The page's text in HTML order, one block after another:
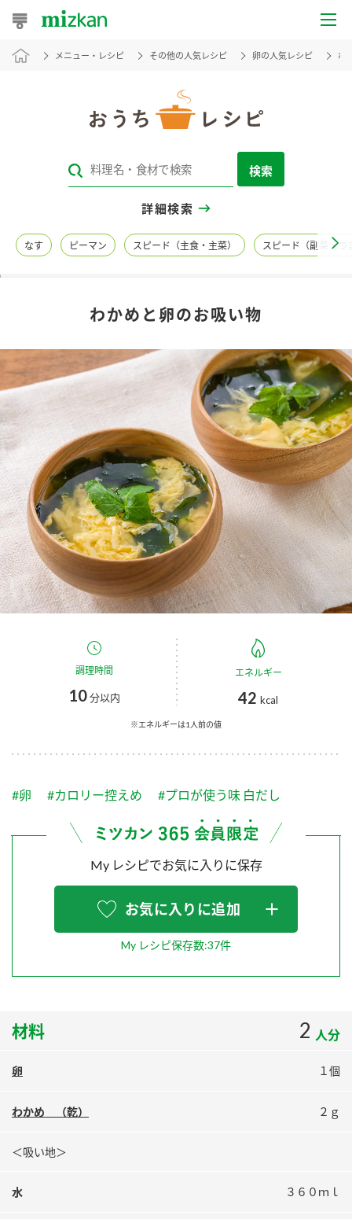
おうちレシピ
レシピカテゴリ一覧
レシピ名特集
商品情報
商品カテゴリ
調味酢
お酢ドリンク ぽん酢
みりん風・料理酒 鍋用調味料
つゆ たれ
スープ 中華
ふりかけ おすしの素
炊き込みご飯の素 米飯用調味液
キャンペーン情報
ブランド・スペシャルサイト
ブランド・スペシャルサイト トップ
商品ブランドサイト
Fibee（ファイビー）
くらしプラ酢
お酢ドリンク
つゆ
PIN印
スペシャルサイト
納豆の豆知識
ロングセラー商品 ＋ おすすめレシピ
人気商品 ＋ おすすめレシピ
企業情報
国内事業概要
企業理念
ミツカンの歴史
ミツカンを知る
環境への取り組み
ZENB initiative
MIM（ミツカンミュージアム）
販売終了製品のご案内
よくあるご質問
メニュー・レシピ その他の人気レシピ 卵の人気レシピ わ
検索
詳細検索
なす ピーマン スピード（主食・主菜） スピード（副菜・つ
わかめと卵のお吸い物
調理時間
10分以内
エネルギー
42 kcal
※エネルギーは1人前の値
#卵 #カロリー控えめ #プロが使う味 白だし
My レシピでお気に入りに保存
お気に入りに追加
My レシピ保存数:37件
材料 2 人分
卵 １個
わかめ （乾） ２ｇ
＜吸い地＞
水 ３６０ｍｌ